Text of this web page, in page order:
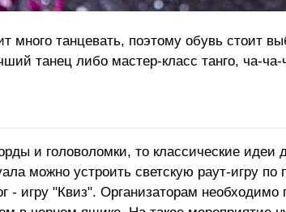
много танцевать, поэтому обувь стоит
танец либо мастер-класс танго, ча-ча-
и головоломки, то классические идеи
можно устроить светскую раут-игру
игру "Квиз". Организаторам